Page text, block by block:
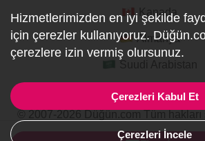
Kanada
Almanya
Özel Etkinlik Online
Hizmetlerimizden en iyi şekilde
için çerezler kullanıyoruz.
çerezlere izin vermiş olursunuz.
Çerezleri Kabul Et
Çerezleri İncele